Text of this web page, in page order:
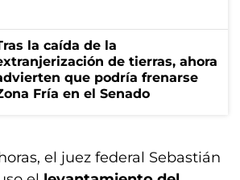
la caída de la
de tierras, ahora
que podría frenarse
Fría en el Senado
el juez federal Sebastián